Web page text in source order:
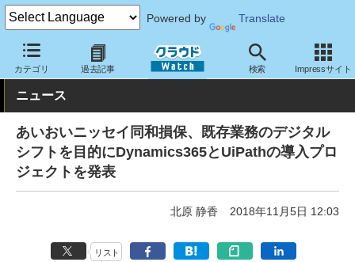
Powered by Translate
カテゴリ 過去記事 検索 Impressサイト
クラウド Watch トピック 導入事例 クラウド
ニュース
あいおいニッセイ同和損保、既存業務のデジタル
シフトを目的にDynamics365とUiPathの導入プロ
ジェクトを発表
北原 静香 2018年11月5日 12:03
リスト